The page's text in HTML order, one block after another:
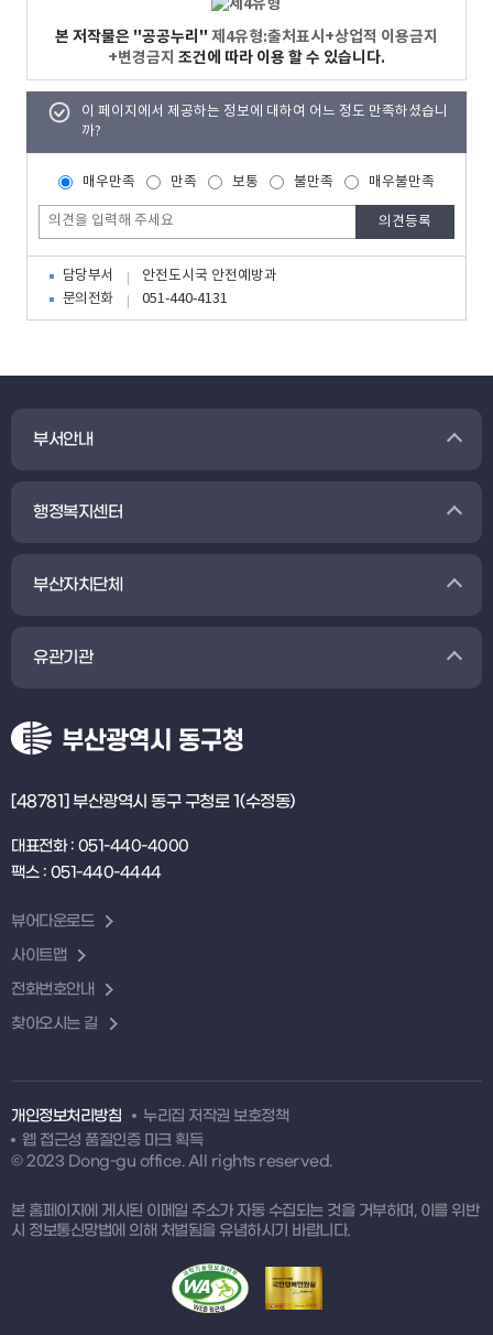
본 저작물은 "공공누리" 제4유형:출처표시+상업적 이용금지
+변경금지 조건에 따라 이용 할 수 있습니다.
이 페이지에서 제공하는 정보에 대하여 어느 정도 만족하셨습니
까?
매우만족 만족 보통 불만족 매우불만족
담당부서
안전도시국 안전예방과
문의전화
051-440-4131
부서안내
행정복지센터
부산자치단체
유관기관
[48781] 부산광역시 동구 구청로 1(수정동)
대표전화 : 051-440-4000
팩스 : 051-440-4444
뷰어다운로드
사이트맵
전화번호안내
찾아오시는 길
개인정보처리방침
누리집 저작권 보호정책
웹 접근성 품질인증 마크 획득
© 2023 Dong-gu office. All rights reserved.
본 홈페이지에 게시된 이메일 주소가 자동 수집되는 것을 거부하며, 이를 위반
시 정보통신망법에 의해 처벌됨을 유념하시기 바랍니다.